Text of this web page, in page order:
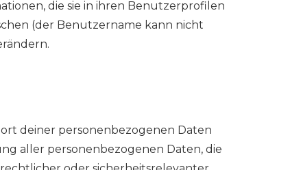
die sie in ihren Benutzerprofilen
(der Benutzername kann nicht
deiner personenbezogenen Daten
aller personenbezogenen Daten, die